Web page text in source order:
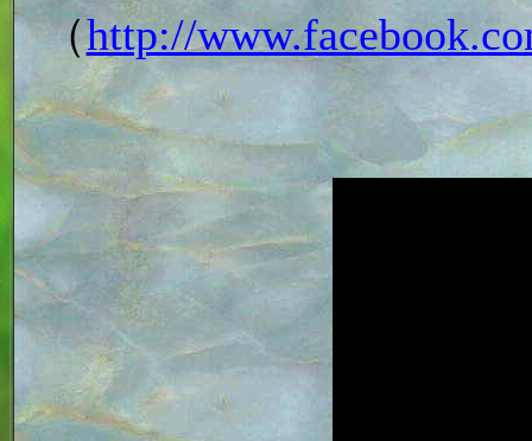
（http://